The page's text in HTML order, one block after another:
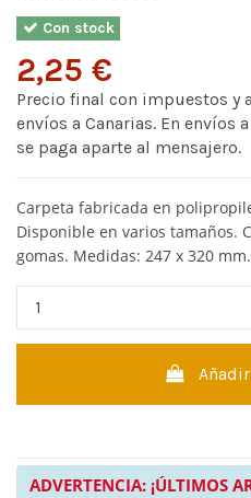
Con stock
2,25 €
Precio final con impuestos y
envíos a Canarias. En envíos
se paga aparte al mensajero.
Carpeta fabricada en
Disponible en varios tamaños.
gomas. Medidas: 247 x 320 mm.
ADVERTENCIA: ¡ÚLTIMOS